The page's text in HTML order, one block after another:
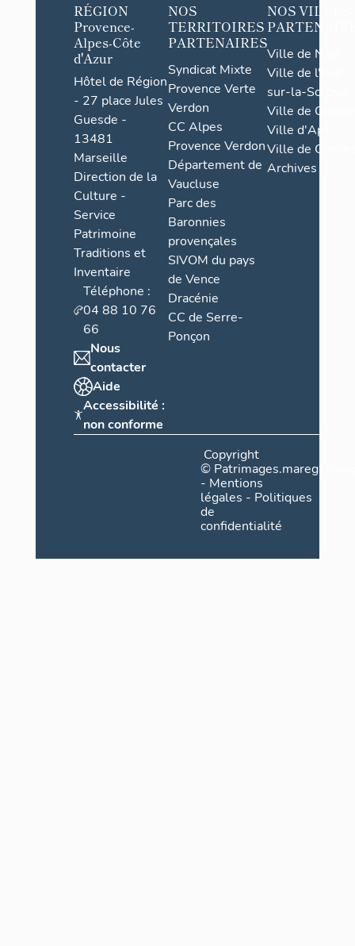
RÉGION
Provence-
Alpes-Côte
d'Azur
Hôtel de Région
- 27 place Jules
Guesde -
13481
Marseille
Direction de la
Culture -
Service
Patrimoine
Traditions et
Inventaire
Téléphone :
04 88 10 76
66
Nous
contacter
Aide
Accessibilité :
non conforme
NOS
TERRITOIRES
PARTENAIRES
Syndicat Mixte
Provence Verte
Verdon
CC Alpes
Provence Verdon
Département de
Vaucluse
Parc des
Baronnies
provençales
SIVOM du pays
de Vence
Dracénie
CC de Serre-
Ponçon
NOS VILLES
Ville de Nice
Ville de l'Isle-
sur-la-Sorgue
Ville de Grasse
Ville d'Apt
Ville de
Archives
Copyright
©
- Mentions
légales - Politiques
de
confidentialité